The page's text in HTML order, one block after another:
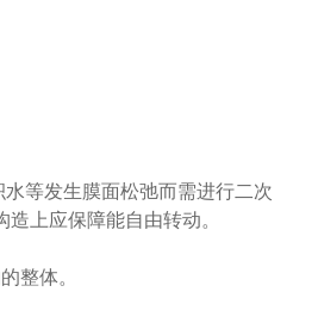
等发生膜面松弛而需进行二次
上应保障能自由转动。
整体。